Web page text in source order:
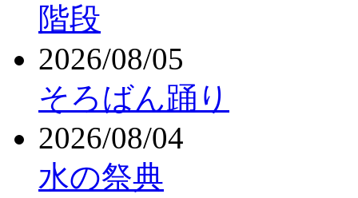
階段
2026/08/05
そろばん踊り
2026/08/04
水の祭典